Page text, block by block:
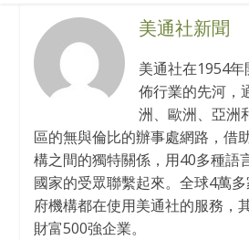
美通社新聞
美通社在1954
佈行業的先河，
洲、歐洲、亞洲
區的無與倫比的辦事處網路，借
構之間的獨特關係，用40多種語
國家的受眾聯繫起來。全球4萬
府機構都在使用美通社的服務，
財富500強企業。